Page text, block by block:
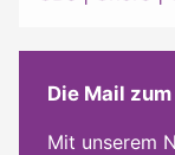
Die Mail
Mit unserem